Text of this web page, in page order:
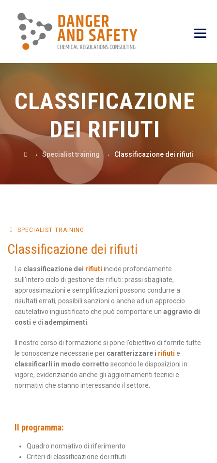
CLASSIFICAZIONE
DEI RIFIUTI
→ Specialist training → Classificazione dei rifiuti
SPECIALIST TRAINING
Classificazione dei rifiuti
La classificazione dei rifiuti incide profondamente
sull’intero ciclo di gestione dei rifiuti: prassi sbagliate,
approssimazioni e semplificazioni possono condurre a
risultati errati, possibili sanzioni o anche ad un approccio
cautelativo ingiustificato che può comportare un aggravio di
costi e di adempimenti
Il nostro corso di formazione si pone l’obiettivo di fornite tutte
le conoscenze necessarie per caratterizzare i rifiuti e
classificarli in modo corretto secondo le disposizioni in
vigore, evidenziando anche gli aggiornamenti tecnici e
normativi che stanno interessando il settore.
Il programma:
Quadro normativo di riferimento
Criteri di classificazione dei rifiuti